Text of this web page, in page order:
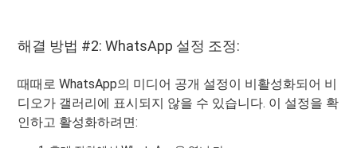
해결 방법 #2: WhatsApp 설정 조정:
때때로 WhatsApp의 미디어 공개 설정이 비활성화되어 비
디오가 갤러리에 표시되지 않을 수 있습니다. 이 설정을 확
인하고 활성화하려면: